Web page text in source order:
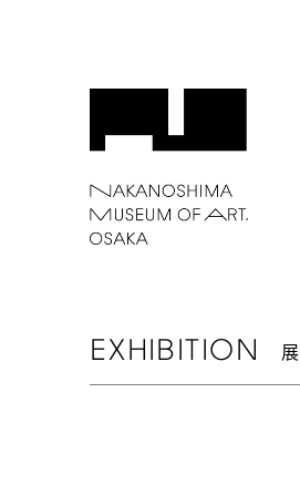
EXHIBITION